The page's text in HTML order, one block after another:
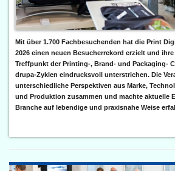
Mit über 1.700 Fachbesuchenden hat die Print
2026 einen neuen Besucherrekord erzielt und
Treffpunkt der Printing-, Brand- und Packaging-
drupa-Zyklen eindrucksvoll unterstrichen. Die
unterschiedliche Perspektiven aus Marke,
und Produktion zusammen und machte aktuelle
Branche auf lebendige und praxisnahe Weise